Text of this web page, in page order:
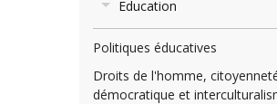
Education
Politiques éducatives
Droits de l'homme,
démocratique et